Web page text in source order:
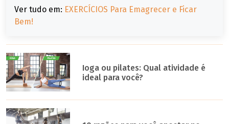
Ver tudo em: EXERCÍCIOS Para Emagrecer e Ficar
Bem!
Ioga ou pilates: Qual atividade é
ideal para você?